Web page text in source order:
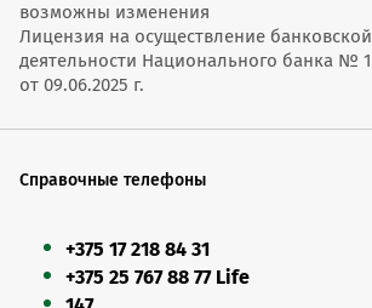
возможны изменения
Лицензия на осуществление банковской
деятельности Национального банка № 1
от 09.06.2025 г.
Справочные телефоны
+375 17 218 84 31
+375 25 767 88 77 Life